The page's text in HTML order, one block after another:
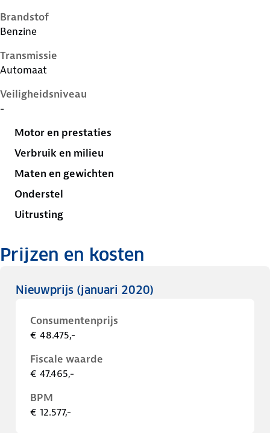
Brandstof
Benzine
Transmissie
Automaat
Veiligheidsniveau
-
Motor en prestaties
Verbruik en milieu
Maten en gewichten
Onderstel
Uitrusting
Prijzen en kosten
Nieuwprijs (januari 2020)
Consumentenprijs
€ 48.475,-
Fiscale waarde
€ 47.465,-
BPM
€ 12.577,-